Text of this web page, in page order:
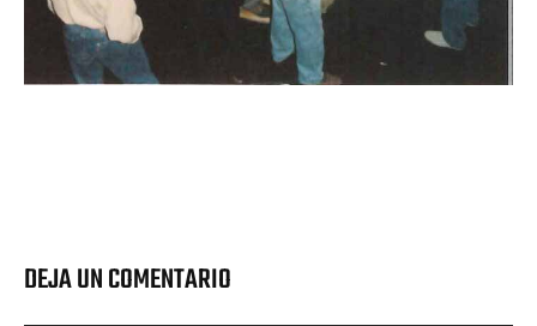
DEJA UN COMENTARIO